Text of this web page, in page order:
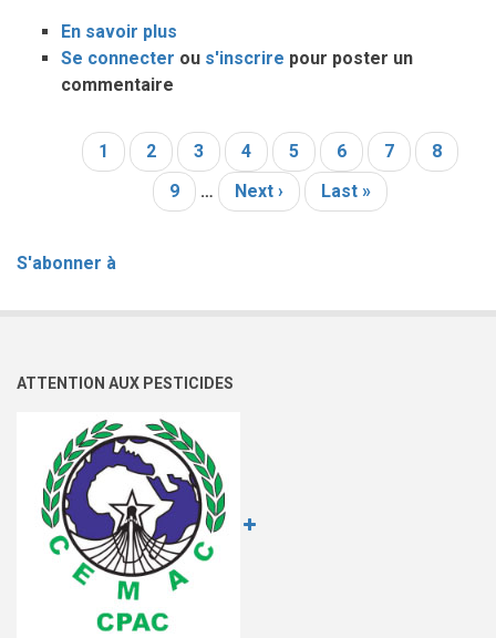
ZONE
En savoir plus
AVIS
CANDIDATUTRES
(AAC)
POUR
LE
FINANCIER
CPAC
Se connecter ou s'inscrire pour poster un
commentaire
Pagination
Page
courante
1 Page
2 Page
3 Page
4 Page
5 Page
6 Page
7 Page
8
Page
9 …
Page
suivante
Next ›
Dernière
page
Last »
S'abonner à
ATTENTION AUX PESTICIDES